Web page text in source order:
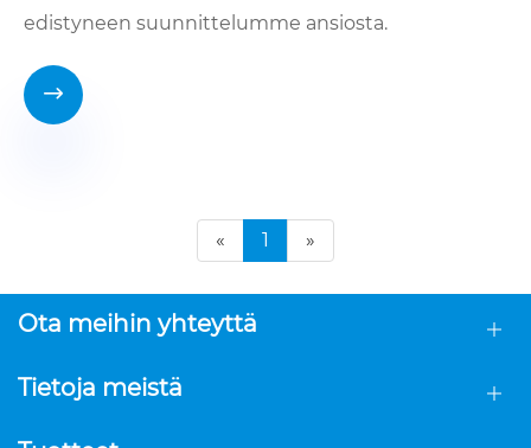
edistyneen suunnittelumme ansiosta.

« 1 »
Ota meihin yhteyttä
Tietoja meistä